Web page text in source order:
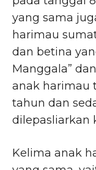
yang sama
harimau
dan betina
Manggala”
anak harimau
tahun dan
dilepasliarkan
Kelima anak